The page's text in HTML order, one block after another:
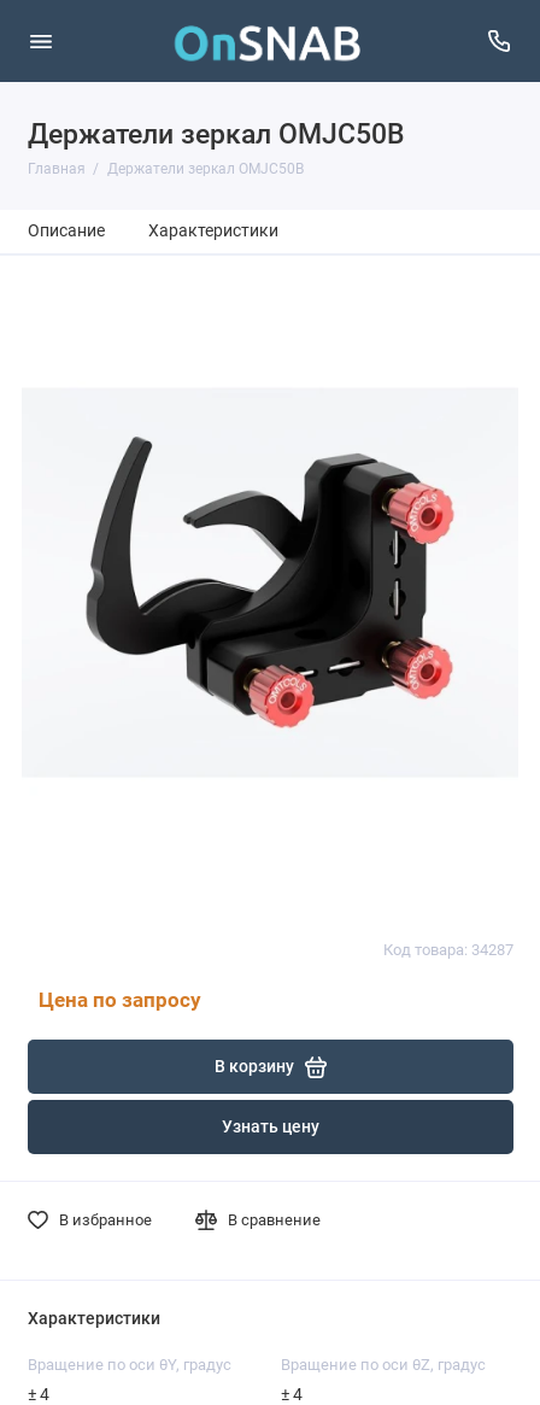
Держатели зеркал OMJC50B
Главная Держатели зеркал OMJC50B
Описание Характеристики
Код товара: 34287
Цена по запросу
В корзину
Узнать цену
В избранное В сравнение
Характеристики
Вращение по оси θY, градус
± 4
Вращение по оси θZ, градус
± 4